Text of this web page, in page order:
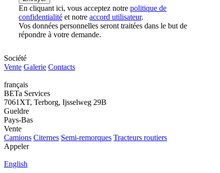
En cliquant ici, vous acceptez notre politique de
confidentialité et notre accord utilisateur.
Vos données personnelles seront traitées dans le but de
répondre à votre demande.
Société
Vente Galerie Contacts
français
BETa Services
7061XT, Terborg, Ijsselweg 29B
Gueldre
Pays-Bas
Vente
Camions Citernes Semi-remorques Tracteurs routiers
Appeler
English